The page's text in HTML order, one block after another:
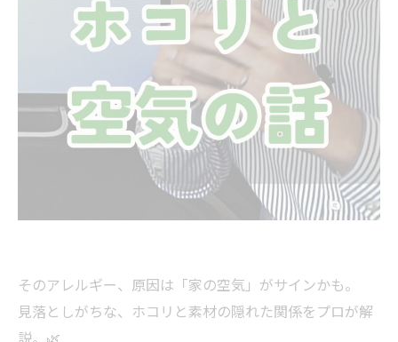
そのアレルギー、原因は「家の空気」がサインかも。
見落としがちな、ホコリと素材の隠れた関係をプロが解